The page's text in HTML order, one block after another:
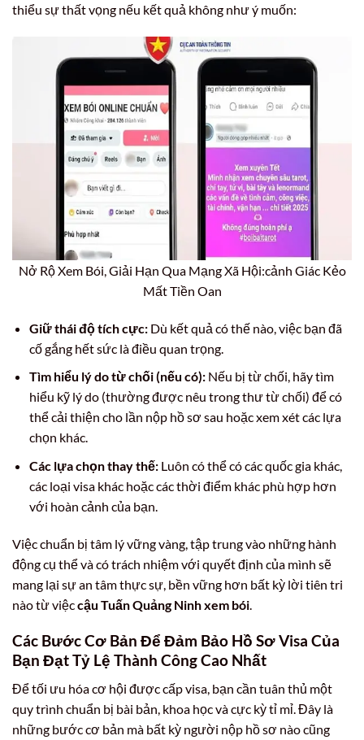
thiểu sự thất vọng nếu kết quả không như ý muốn:
Nở Rộ Xem Bói, Giải Hạn Qua Mạng Xã Hội:cảnh Giác Kẻo
Mất Tiền Oan
Giữ thái độ tích cực:Dù kết quả có thế nào, việc bạn đã
cố gắng hết sức là điều quan trọng.
Tìm hiểu lý do từ chối (nếu có):Nếu bị từ chối, hãy tìm
hiểu kỹ lý do (thường được nêu trong thư từ chối) để có
thể cải thiện cho lần nộp hồ sơ sau hoặc xem xét các lựa
chọn khác.
Các lựa chọn thay thế:Luôn có thể có các quốc gia khác,
các loại visa khác hoặc các thời điểm khác phù hợp hơn
với hoàn cảnh của bạn.
Việc chuẩn bị tâm lý vững vàng, tập trung vào những hành
động cụ thể và có trách nhiệm với quyết định của mình sẽ
mang lại sự an tâm thực sự, bền vững hơn bất kỳ lời tiên tri
nào từ việccậu Tuấn Quảng Ninh xem bói
Các Bước Cơ Bản Để Đảm Bảo Hồ Sơ Visa Của
Bạn Đạt Tỷ Lệ Thành Công Cao Nhất
Để tối ưu hóa cơ hội được cấp visa, bạn cần tuân thủ một
quy trình chuẩn bị bài bản, khoa học và cực kỳ tỉ mỉ. Đây là
những bước cơ bản mà bất kỳ người nộp hồ sơ nào cũng